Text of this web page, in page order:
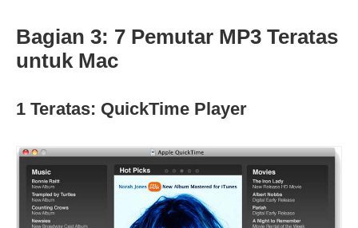
Bagian 3: 7 Pemutar MP3 Teratas
untuk Mac
1 Teratas: QuickTime Player